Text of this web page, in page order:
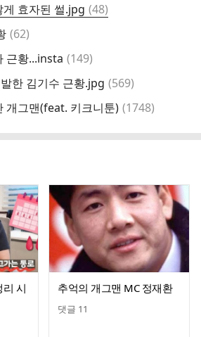
효자된 썰.jpg 댓
글
(48)
댓
(62)
근황...insta 댓
(149)
한 김기수 근황.jpg 댓
(569)
개그맨(feat. 키크니툰) 댓
(1748)
시
추억의 개그맨 MC 정재환
댓글 11